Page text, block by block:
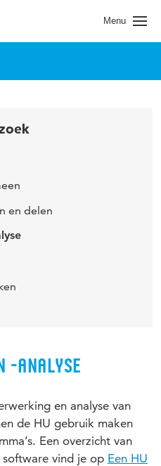
Menu
en delen
-ANALYSE
en analyse van
de HU gebruik maken
Een overzicht van
vind je op Een HU